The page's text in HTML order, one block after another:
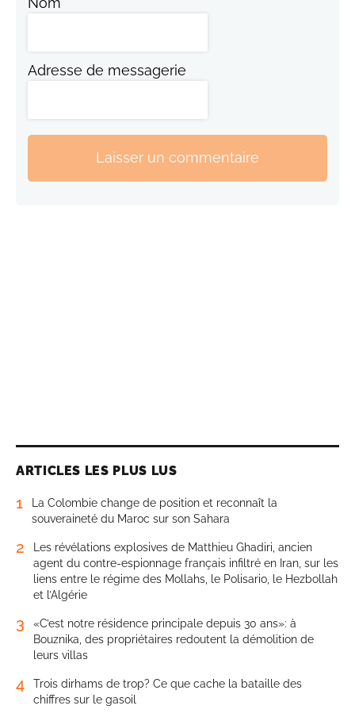
Adresse de messagerie
Laisser un commentaire
ARTICLES LES PLUS LUS
1
La Colombie change de position et reconnaît la
souveraineté du Maroc sur son Sahara
2
Les révélations explosives de Matthieu Ghadiri, ancien
agent du contre-espionnage français infiltré en Iran, sur les
liens entre le régime des Mollahs, le Polisario, le Hezbollah
et l’Algérie
3
«C’est notre résidence principale depuis 30 ans»: à
Bouznika, des propriétaires redoutent la démolition de
leurs villas
4
Trois dirhams de trop? Ce que cache la bataille des
chiffres sur le gasoil